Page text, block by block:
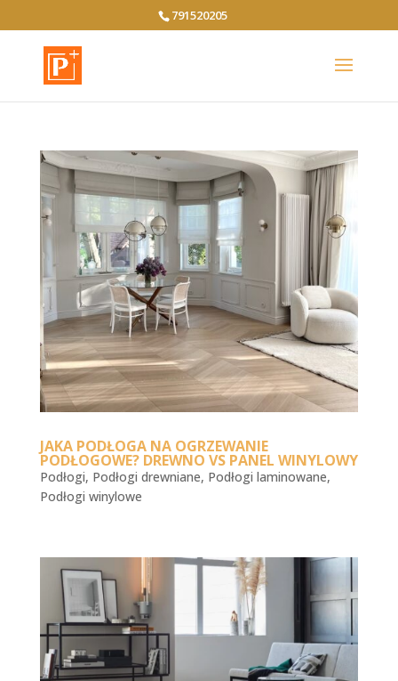
791520205
JAKA PODŁOGA NA OGRZEWANIE
PODŁOGOWE? DREWNO VS PANEL WINYLOWY
Podłogi, Podłogi drewniane, Podłogi laminowane,
Podłogi winylowe